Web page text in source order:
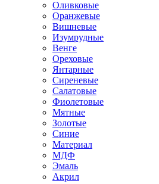
Оливковые
Оранжевые
Вишневые
Изумрудные
Венге
Ореховые
Янтарные
Сиреневые
Салатовые
Фиолетовые
Мятные
Золотые
Синие
Материал
МДФ
Эмаль
Акрил